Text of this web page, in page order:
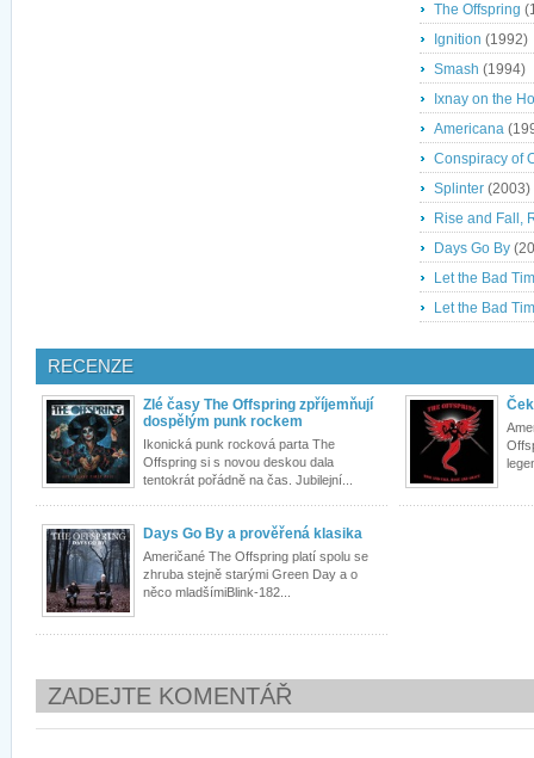
The Offspring
Ignition (1992)
Smash (1994)
Ixnay on the
Americana
Conspiracy of
Splinter (2003)
Rise and Fall,
Days Go By
Let the Bad
Let the Bad
RECENZE
Zlé časy The Offspring zpříjemňují
dospělým punk rockem
Ikonická punk rocková parta The
Offspring si s novou deskou dala
tentokrát pořádně na čas. Jubilejní...
Days Go By a prověřená klasika
Američané The Offspring platí spolu se
zhruba stejně starými Green Day a o
něco mladšímiBlink-182...
ZADEJTE KOMENTÁŘ